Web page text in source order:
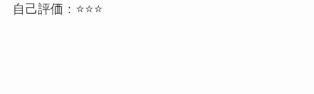
自己評価：⭐️⭐️⭐️